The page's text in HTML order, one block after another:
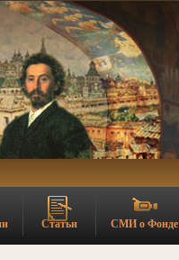
Статьи СМИ о Фонде